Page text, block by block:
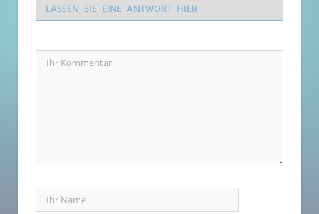
LASSEN SIE EINE ANTWORT HIER